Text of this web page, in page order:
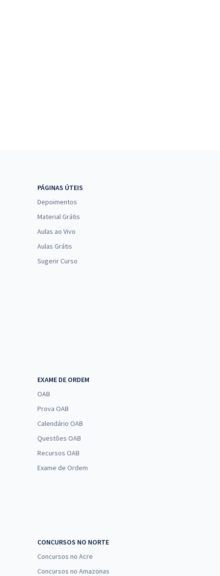
PÁGINAS ÚTEIS
Depoimentos
Material Grátis
Aulas ao Vivo
Aulas Grátis
Sugerir Curso
EXAME DE ORDEM
OAB
Prova OAB
Calendário OAB
Questões OAB
Recursos OAB
Exame de Ordem
CONCURSOS NO NORTE
Concursos no Acre
Concursos no Amazonas